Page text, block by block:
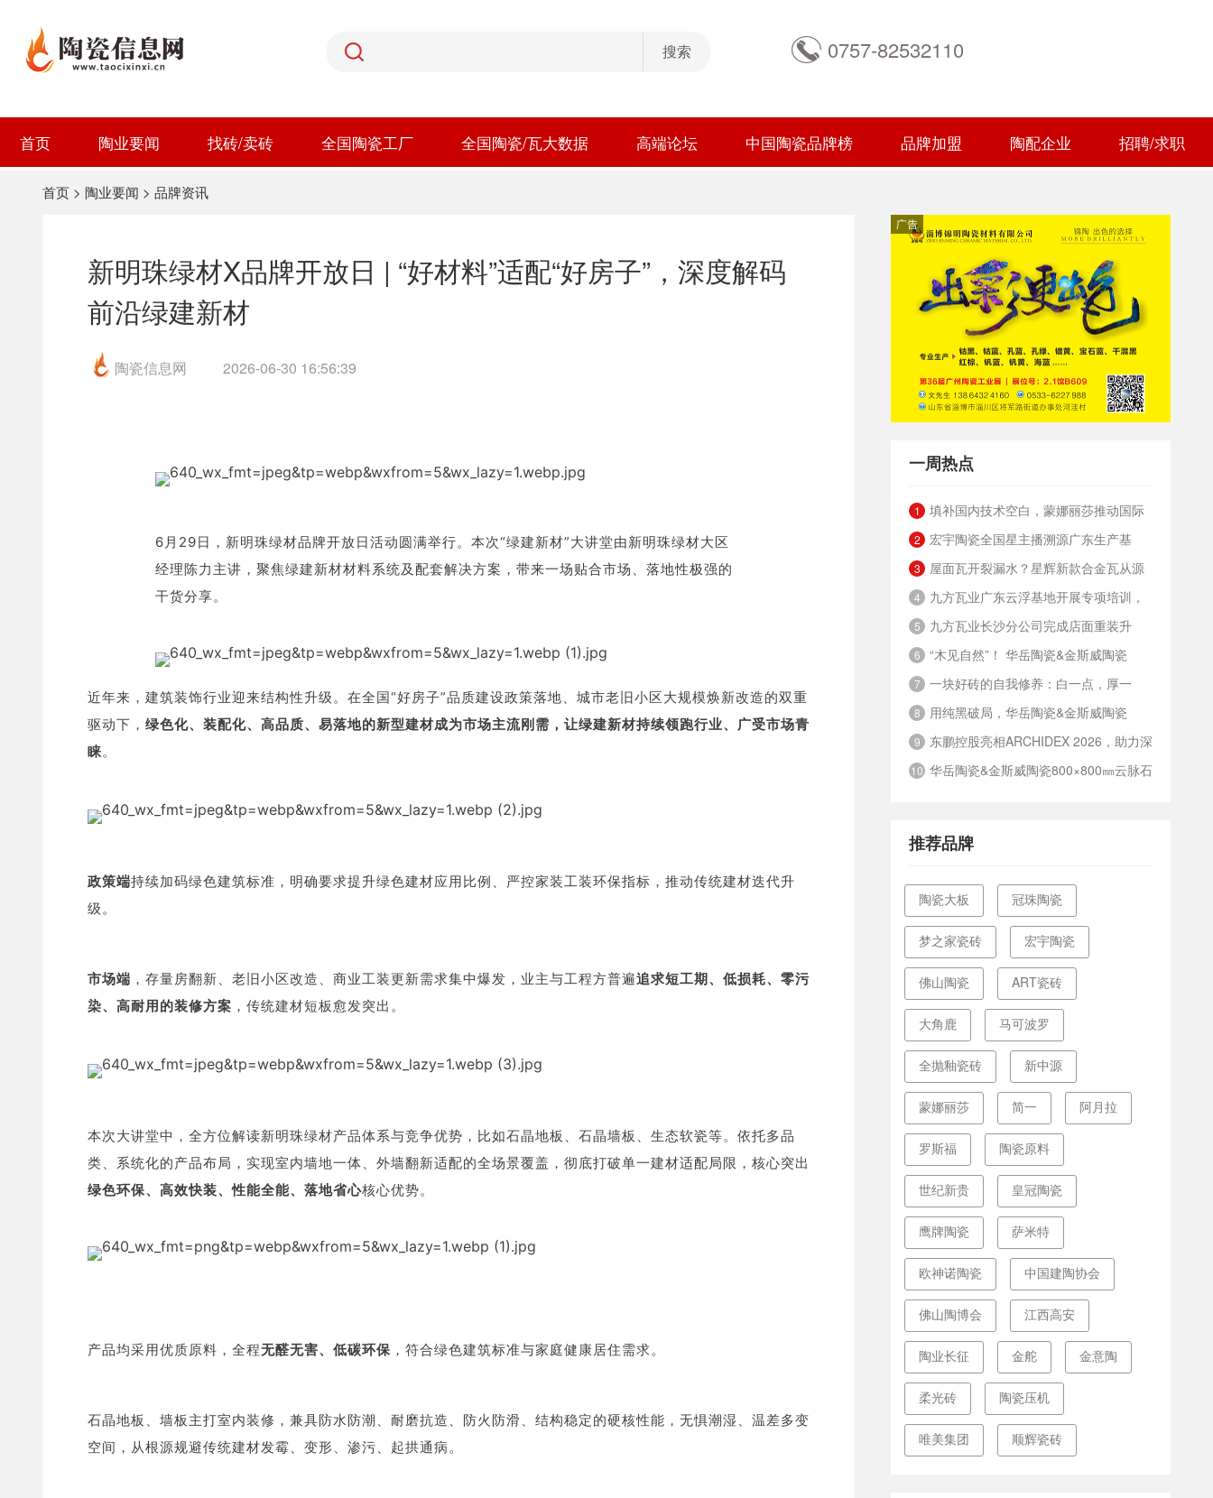
0757-82532110
首页 陶业要闻 找砖/卖砖 全国陶瓷工厂 全国陶瓷/瓦大数据 高端论坛 中国陶瓷品牌榜 品牌加盟 陶配企业 招聘/求职
首页 > 陶业要闻 > 品牌资讯
新明珠绿材X品牌开放日 | “好材料”适配“好房子”，深度解码
前沿绿建新材
陶瓷信息网 2026-06-30 16:56:39
6月29日，新明珠绿材品牌开放日活动圆满举行。本次“绿建新材”大讲堂由新明珠绿材大区
经理陈力主讲，聚焦绿建新材材料系统及配套解决方案，带来一场贴合市场、落地性极强的
干货分享。
近年来，建筑装饰行业迎来结构性升级。在全国“好房子”品质建设政策落地、城市老旧小区大规模焕新改造的双重
驱动下， 绿色化、装配化、高品质、易落地的新型建材成为市场主流刚需，让绿建新材持续领跑行业、广受市场青
睐。
政策端持续加码绿色建筑标准，明确要求提升绿色建材应用比例、严控家装工装环保指标，推动传统建材迭代升
级。
市场端 ，存量房翻新、老旧小区改造、商业工装更新需求集中爆发，业主与工程方普遍追求短工期、低损耗、零污
染、高耐用的装修方案 ，传统建材短板愈发突出。
本次大讲堂中，全方位解读新明珠绿材产品体系与竞争优势，比如石晶地板、石晶墙板、生态软瓷等。依托多品
类、系统化的产品布局，实现室内墙地一体、外墙翻新适配的全场景覆盖，彻底打破单一建材适配局限，核心突出
绿色环保、高效快装、性能全能、落地省心核心优势。
产品均采用优质原料，全程无醛无害、低碳环保 ，符合绿色建筑标准与家庭健康居住需求。
石晶地板、墙板主打室内装修，兼具防水防潮、耐磨抗造、防火防滑、结构稳定的硬核性能，无惧潮湿、温差多变
空间，从根源规避传统建材发霉、变形、渗污、起拱通病。
一周热点
1
填补国内技术空白，蒙娜丽莎推动国际
标准落地本地国标
2
宏宇陶瓷全国星主播溯源广东生产基
地，进阶ROI长效变现新路径
3
屋面瓦开裂漏水？星辉新款合金瓦从源
头解决
4
九方瓦业广东云浮基地开展专项培训，
筑牢绿色安全发展根基
5
九方瓦业长沙分公司完成店面重装升
级，夯实终端渠道竞争力
6
“木见自然”！ 华岳陶瓷&金斯威陶瓷
800×800mm 8度微光质感木纹砖
7
一块好砖的自我修养：白一点，厚一
点，重一点，硬一点
8
用纯黑破局，华岳陶瓷&金斯威陶瓷
600×1200mm纯黑奢石瓷砖
9
东鹏控股亮相ARCHIDEX 2026，助力深
化中国-东盟绿建合作
10 华岳陶瓷&金斯威陶瓷800×800㎜云脉石
推荐品牌
陶瓷大板 冠珠陶瓷
梦之家瓷砖 宏宇陶瓷
佛山陶瓷 ART瓷砖
大角鹿 马可波罗
全抛釉瓷砖 新中源
蒙娜丽莎 简一 阿月拉
罗斯福 陶瓷原料
世纪新贵 皇冠陶瓷
鹰牌陶瓷 萨米特
欧神诺陶瓷 中国建陶协会
佛山陶博会 江西高安
陶业长征 金舵 金意陶
柔光砖 陶瓷压机
唯美集团 顺辉瓷砖